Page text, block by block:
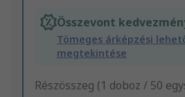
Összevont
Tömeges árképzési
megtekintése
Részösszeg (1 doboz / 50